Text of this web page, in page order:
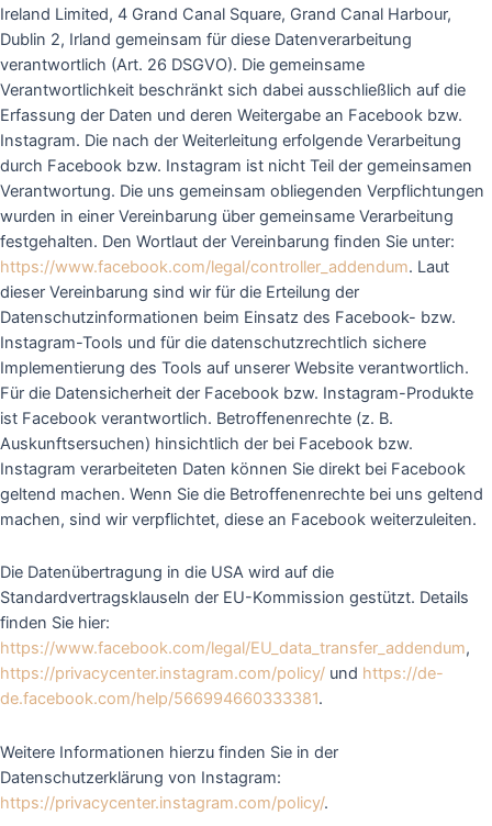
Ireland Limited, 4 Grand Canal Square, Grand Canal Harbour,
Dublin 2, Irland gemeinsam für diese Datenverarbeitung
verantwortlich (Art. 26 DSGVO). Die gemeinsame
Verantwortlichkeit beschränkt sich dabei ausschließlich auf die
Erfassung der Daten und deren Weitergabe an Facebook bzw.
Instagram. Die nach der Weiterleitung erfolgende Verarbeitung
durch Facebook bzw. Instagram ist nicht Teil der gemeinsamen
Verantwortung. Die uns gemeinsam obliegenden Verpflichtungen
wurden in einer Vereinbarung über gemeinsame Verarbeitung
festgehalten. Den Wortlaut der Vereinbarung finden Sie unter:
https://www.facebook.com/legal/controller_addendum. Laut
dieser Vereinbarung sind wir für die Erteilung der
Datenschutzinformationen beim Einsatz des Facebook- bzw.
Instagram-Tools und für die datenschutzrechtlich sichere
Implementierung des Tools auf unserer Website verantwortlich.
Für die Datensicherheit der Facebook bzw. Instagram-Produkte
ist Facebook verantwortlich. Betroffenenrechte (z. B.
Auskunftsersuchen) hinsichtlich der bei Facebook bzw.
Instagram verarbeiteten Daten können Sie direkt bei Facebook
geltend machen. Wenn Sie die Betroffenenrechte bei uns geltend
machen, sind wir verpflichtet, diese an Facebook weiterzuleiten.
Die Datenübertragung in die USA wird auf die
Standardvertragsklauseln der EU-Kommission gestützt. Details
finden Sie hier:
https://www.facebook.com/legal/EU_data_transfer_addendum,
https://privacycenter.instagram.com/policy/ und https://de-
de.facebook.com/help/566994660333381.
Weitere Informationen hierzu finden Sie in der
Datenschutzerklärung von Instagram:
https://privacycenter.instagram.com/policy/.